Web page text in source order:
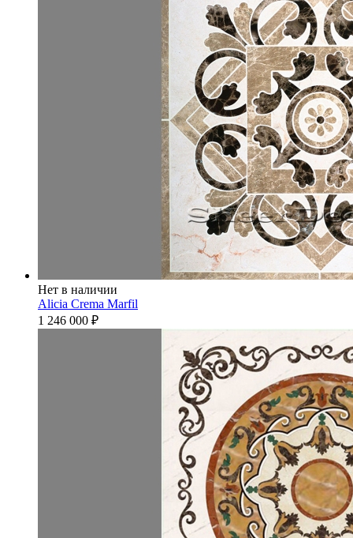
Нет в наличии
Alicia Crema Marfil
1 246 000 ₽